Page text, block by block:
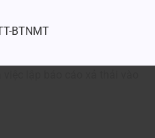
BTNMT